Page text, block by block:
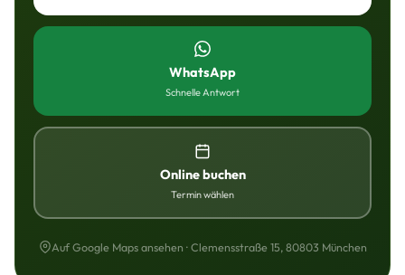
WhatsApp
Schnelle Antwort
Online buchen
Termin wählen
Auf Google Maps ansehen · Clemensstraße 15, 80803 München